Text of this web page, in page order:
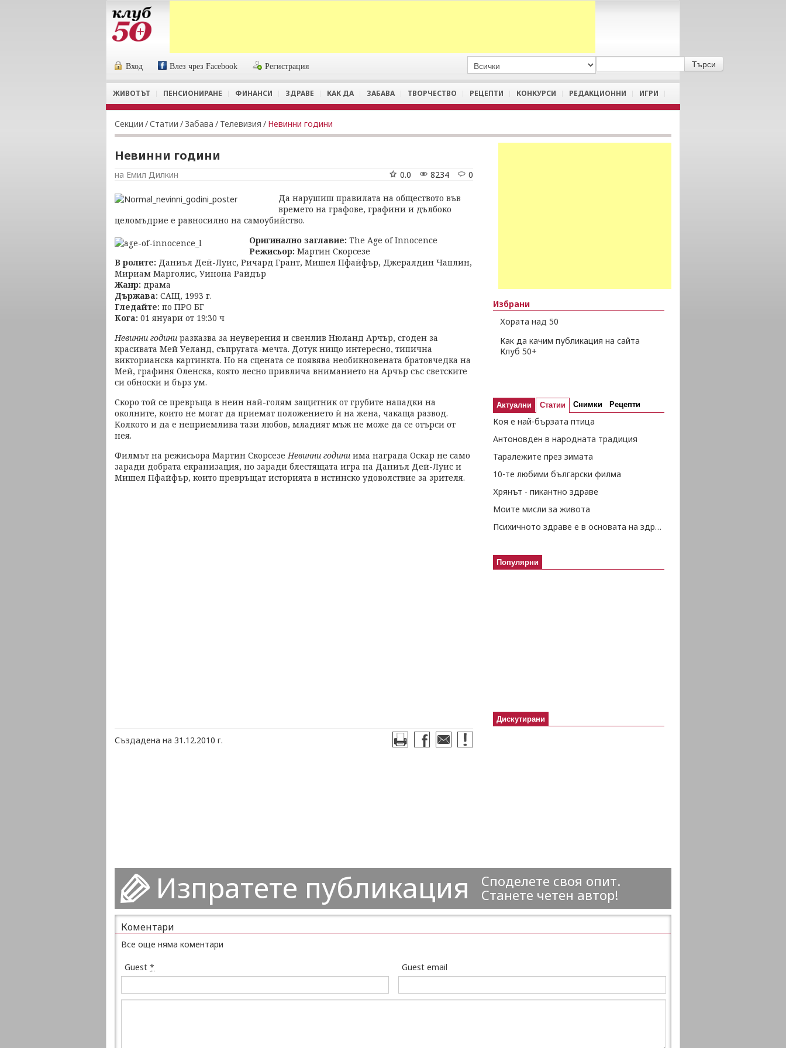
Вход Влез чрез Facebook Регистрация
ЖИВОТЪТ ПЕНСИОНИРАНЕ ФИНАНСИ ЗДРАВЕ КАК ДА ЗАБАВА ТВОРЧЕСТВО РЕЦЕПТИ КОНКУРСИ РЕДАКЦИОННИ ИГРИ
Секции /Статии / Забава / Телевизия / Невинни години
Невинни години
на Емил Дилкин 0
8234
0.0
Да нарушиш правилата на обществото във
времето на графове, графини и дълбоко
целомъдрие е равносилно на самоубийство.
Оригинално заглавие: The Age of Innocence
Режисьор: Мартин Скорсезе
В ролите: Даниъл Дей-Луис, Ричард Грант, Мишел Пфайфър, Джералдин Чаплин,
Мириам Марголис, Уинона Райдър
Жанр: драма
Държава: САЩ, 1993 г.
Гледайте: по ПРО БГ
Кога: 01 януари от 19:30 ч
Невинни години разказва за неуверения и свенлив Нюланд Арчър, сгоден за
красивата Мей Уеланд, съпругата-мечта. Дотук нищо интересно, типична
викторианска картинкта. Но на сцената се появява необикновената братовчедка на
Мей, графиня Оленска, която лесно привлича вниманието на Арчър със светските
си обноски и бърз ум.
Скоро той се превръща в неин най-голям защитник от грубите нападки на
околните, които не могат да приемат положението ѝ на жена, чакаща развод.
Колкото и да е неприемлива тази любов, младият мъж не може да се отърси от
нея.
Филмът на режисьора Мартин СкорсезеНевинни години има награда Оскар не само
заради добрата екранизация, но заради блестящата игра на Даниъл Дей-Луис и
Мишел Пфайфър, които превръщат историята в истинско удоволствие за зрителя.
Създадена на 31.12.2010 г.
Избрани
Хората над 50
Как да качим публикация на сайта
Клуб 50+
Актуални Статии Снимки Рецепти
Коя е най-бързата птица
Антоновден в народната традиция
Таралежите през зимата
10-те любими български филма
Хрянът - пикантно здраве
Моите мисли за живота
Психичното здраве е в основата на здравето изобщо
Популярни
Дискутирани
Изпратете публикация
Споделете своя опит.
Станете четен автор!
Коментари
Все още няма коментари
Guest * Guest email